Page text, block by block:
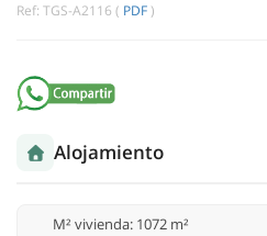
Ref: TGS-A2116 ( PDF )
Alojamiento
M² vivienda: 1072 m²